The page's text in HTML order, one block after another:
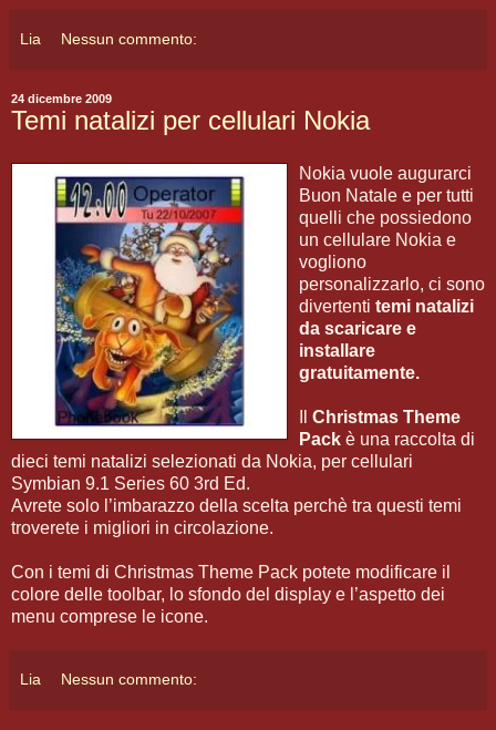
Lia Nessun commento:
24 dicembre 2009
Temi natalizi per cellulari Nokia
Nokia vuole augurarci
Buon Natale e per tutti
quelli che possiedono
un cellulare Nokia e
vogliono
personalizzarlo, ci sono
divertenti temi natalizi
da scaricare e
installare
gratuitamente.
Christmas Theme
Pack è una raccolta di
dieci temi natalizi selezionati da Nokia, per cellulari
Symbian 9.1 Series 60 3rd Ed.
Avrete solo l’imbarazzo della scelta perchè tra questi temi
troverete i migliori in circolazione.
Con i temi di Christmas Theme Pack potete modificare il
colore delle toolbar, lo sfondo del display e l’aspetto dei
menu comprese le icone.
Lia Nessun commento: